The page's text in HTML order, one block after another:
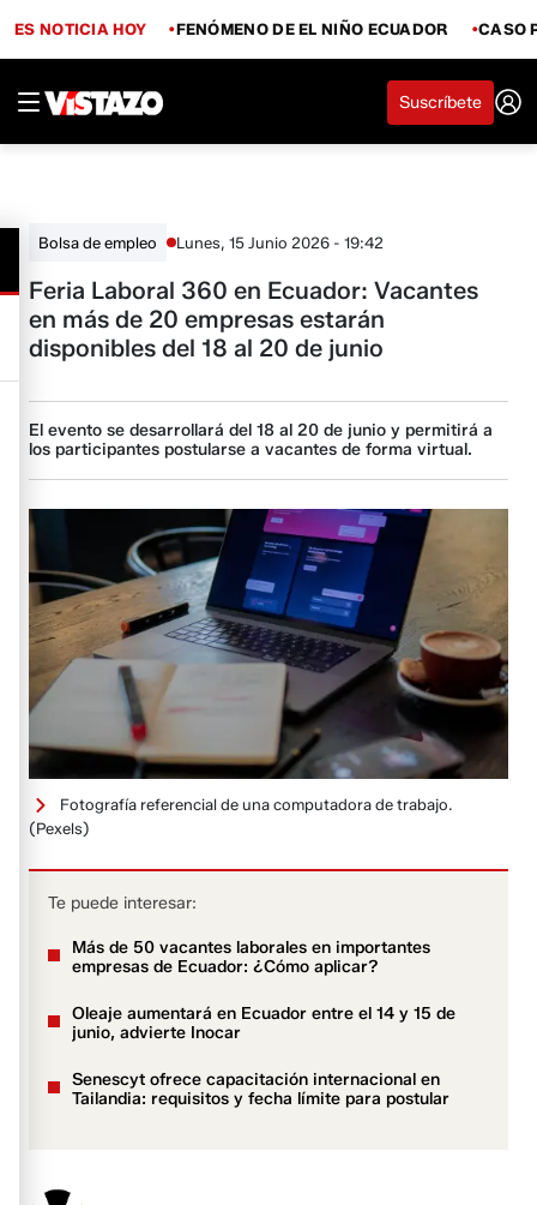
ES NOTICIA HOY FENÓMENO DE EL NIÑO ECUADOR CASO
Suscríbete
Bolsa de empleo Lunes, 15 Junio 2026 - 19:42
Feria Laboral 360 en Ecuador: Vacantes
en más de 20 empresas estarán
disponibles del 18 al 20 de junio
El evento se desarrollará del 18 al 20 de junio y permitirá a
los participantes postularse a vacantes de forma virtual.
Fotografía referencial de una computadora de trabajo.
(Pexels)
Te puede interesar:
Más de 50 vacantes laborales en importantes
empresas de Ecuador: ¿Cómo aplicar?
Oleaje aumentará en Ecuador entre el 14 y 15 de
junio, advierte Inocar
Senescyt ofrece capacitación internacional en
Tailandia: requisitos y fecha límite para postular